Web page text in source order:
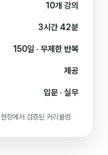
10개 강의
3시간 42분
150일 · 무제한 반복
제공
입문 · 실무
장에서 검증된 커리큘럼